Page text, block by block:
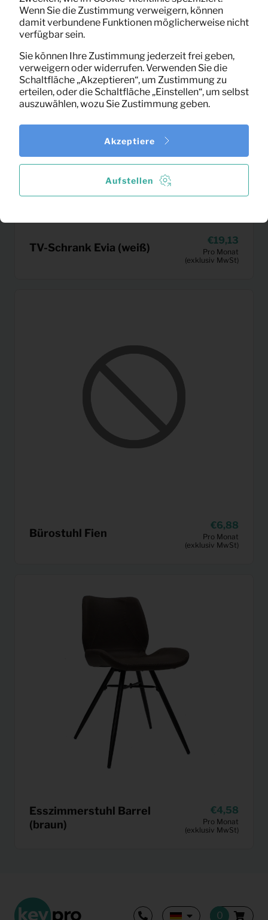
TV-Schrank Evia (weiß)
19,13
Pro Monat
(exklusiv MwSt)
Bürostuhl Fien
6,88
Pro Monat
(exklusiv MwSt)
Esszimmerstuhl Barrel
(braun)
4,58
Pro Monat
(exklusiv MwSt)
Wenn Sie die Zustimmung verweigern, können
damit verbundene Funktionen möglicherweise nicht
verfügbar sein.
Sie können Ihre Zustimmung jederzeit frei geben,
verweigern oder widerrufen. Verwenden Sie die
Schaltfläche „Akzeptieren“, um Zustimmung zu
erteilen, oder die Schaltfläche „Einstellen“, um selbst
auszuwählen, wozu Sie Zustimmung geben.
Aufstellen
Akzeptiere